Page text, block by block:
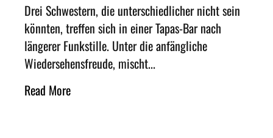
Drei Schwestern, die unterschiedlicher nicht sein
könnten, treffen sich in einer Tapas-Bar nach
längerer Funkstille. Unter die anfängliche
Wiedersehensfreude, mischt...
Read More